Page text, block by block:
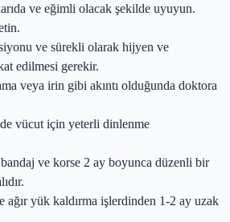
ve eğimli olacak şekilde uyuyun.
ve sürekli olarak hijyen ve
edilmesi gerekir.
veya irin gibi akıntı olduğunda doktora
vücut için yeterli dinlenme
ve korse 2 ay boyunca düzenli bir
ağır yük kaldırma işlerdinden 1-2 ay uzak